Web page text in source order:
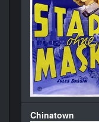
Chinatown